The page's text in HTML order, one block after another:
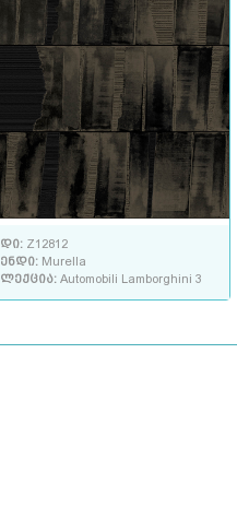
Z12812
Murella
Automobili Lamborghini 3